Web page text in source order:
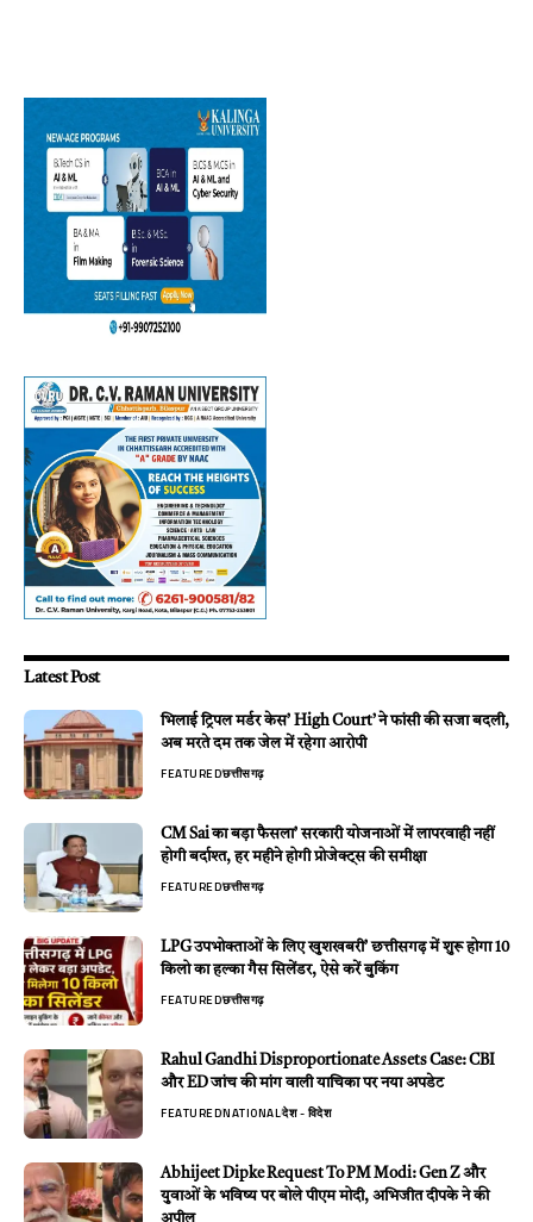
Latest Post
भिलाई ट्रिपल मर्डर केस’ High Court’ ने फांसी की सजा बदली,
अब मरते दम तक जेल में रहेगा आरोपी
FEATUREDछत्तीसगढ़
CM Sai का बड़ा फैसला’ सरकारी योजनाओं में लापरवाही नहीं
होगी बर्दाश्त, हर महीने होगी प्रोजेक्ट्स की समीक्षा
FEATUREDछत्तीसगढ़
LPG उपभोक्ताओं के लिए खुशखबरी’ छत्तीसगढ़ में शुरू होगा 10
किलो का हल्का गैस सिलेंडर, ऐसे करें बुकिंग
FEATUREDछत्तीसगढ़
Rahul Gandhi Disproportionate Assets Case: CBI
और ED जांच की मांग वाली याचिका पर नया अपडेट
FEATUREDNATIONALदेश - विदेश
Abhijeet Dipke Request To PM Modi: Gen Z और
युवाओं के भविष्य पर बोले पीएम मोदी, अभिजीत दीपके ने की
अपील